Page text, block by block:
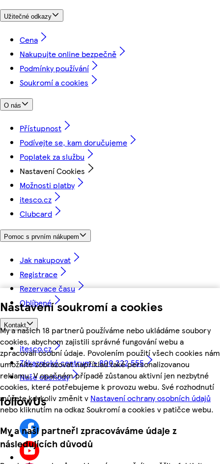
Nastavení soukromí a cookies
My a našich 18 partnerů používáme nebo ukládáme soubory
cookies, abychom zajistili správné fungování webu a
zpracovali osobní údaje. Povolením použití všech cookies nám
umožníte zobrazovat například také personalizovanou
reklamu. V opačném případě zůstanou aktivní jen nezbytné
cookies, které potřebujeme k provozu webu. Své rozhodnutí
můžete kdykoliv změnit v Nastavení ochrany osobních údajů
nebo kliknutím na odkaz Soukromí a cookies v patičce webu.
My a naši partneři zpracováváme údaje z
následujících důvodů
Užitečné odkazy
Cena
Nakupujte online bezpečně
Podmínky používání
Soukromí a cookies
O nás
Přístupnost
Podívejte se, kam doručujeme
Poplatek za službu
Nastavení Cookies
Možnosti platby
itesco.cz
Clubcard
Pomoc s prvním nákupem
Jak nakupovat
Registrace
Rezervace času
Oblíbené
Kontakt
itesco.cz
Zákaznické centrum - 800 222 555
Naše obchody
followUs